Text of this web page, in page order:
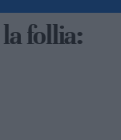
follia: